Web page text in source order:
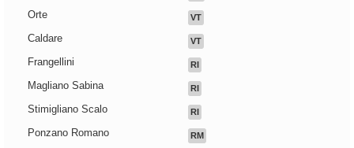
Orte VT
Caldare VT
Frangellini RI
Magliano Sabina RI
Stimigliano Scalo RI
Ponzano Romano RM